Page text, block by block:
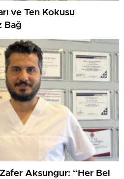
ve Ten Kokusu
Bağ
Aksungur: “Her Bel